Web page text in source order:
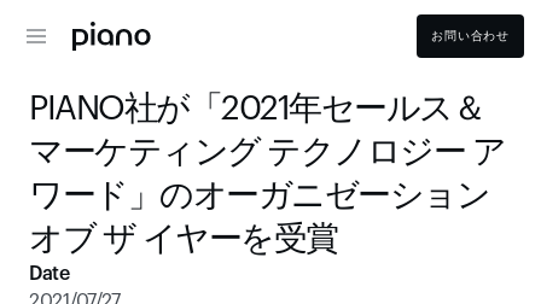
お問い合わせ
PIANO社が「2021年セールス＆
マーケティング テクノロジー ア
ワード」のオーガニゼーション
オブ ザ イヤーを受賞
Date